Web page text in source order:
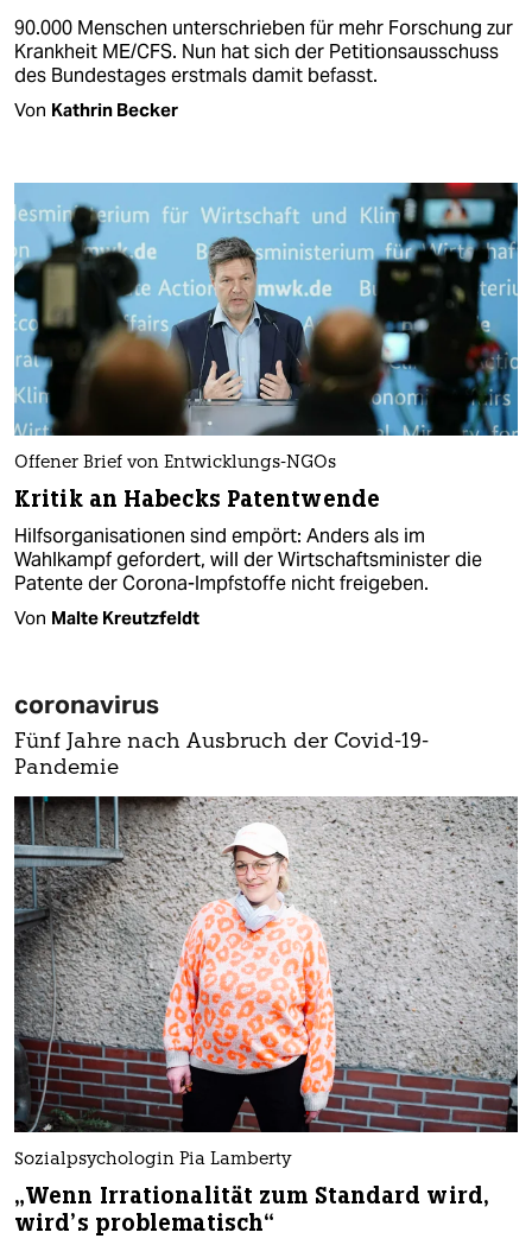
90.000 Menschen unterschrieben für mehr Forschung zur
Krankheit ME/CFS. Nun hat sich der Petitionsausschuss
des Bundestages erstmals damit befasst.
Von Kathrin Becker
Offener Brief von Entwicklungs-NGOs
Kritik an Habecks Patentwende
Hilfsorganisationen sind empört: Anders als im
Wahlkampf gefordert, will der Wirtschaftsminister die
Patente der Corona-Impfstoffe nicht freigeben.
Von Malte Kreutzfeldt
coronavirus
Fünf Jahre nach Ausbruch der Covid-19-
Pandemie
Sozialpsychologin Pia Lamberty
„Wenn Irrationalität zum Standard wird,
wird’s problematisch“